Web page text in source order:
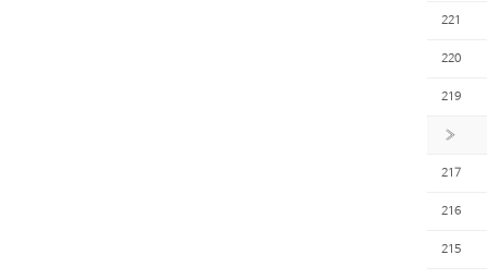
221
220
219
»
217
216
215